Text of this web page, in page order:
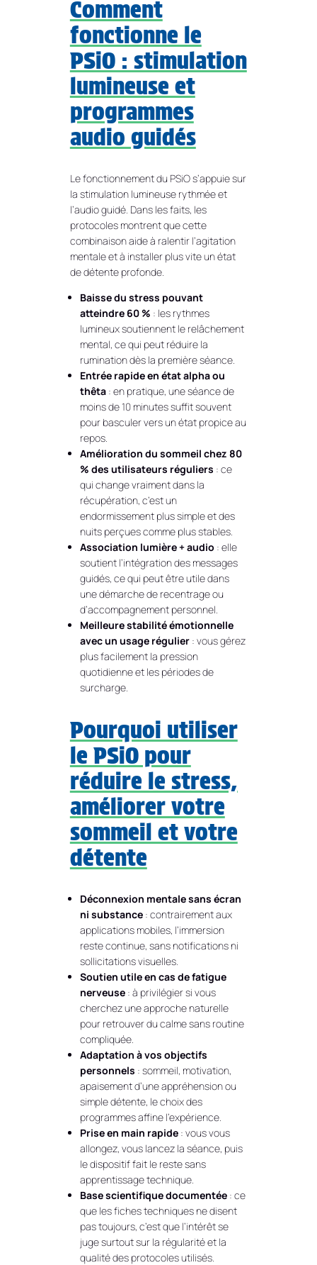
Comment
fonctionne le
PSiO : stimulation
lumineuse et
programmes
audio guidés
Le fonctionnement du PSiO s’appuie sur
la stimulation lumineuse rythmée et
l’audio guidé. Dans les faits, les
protocoles montrent que cette
combinaison aide à ralentir l’agitation
mentale et à installer plus vite un état
de détente profonde.
Baisse du stress pouvant
atteindre 60 % : les rythmes
lumineux soutiennent le relâchement
mental, ce qui peut réduire la
rumination dès la première séance.
Entrée rapide en état alpha ou
thêta: en pratique, une séance de
moins de 10 minutes suffit souvent
pour basculer vers un état propice au
repos.
Amélioration du sommeil chez 80
% des utilisateurs réguliers : ce
qui change vraiment dans la
récupération, c’est un
endormissement plus simple et des
nuits perçues comme plus stables.
Association lumière + audio: elle
soutient l’intégration des messages
guidés, ce qui peut être utile dans
une démarche de recentrage ou
d’accompagnement personnel.
Meilleure stabilité émotionnelle
avec un usage régulier: vous gérez
plus facilement la pression
quotidienne et les périodes de
surcharge.
Pourquoi utiliser
le PSiO pour
réduire le stress,
améliorer votre
sommeil et votre
détente
Déconnexion mentale sans écran
ni substance: contrairement aux
applications mobiles, l’immersion
reste continue, sans notifications ni
sollicitations visuelles.
Soutien utile en cas de fatigue
nerveuse: à privilégier si vous
cherchez une approche naturelle
pour retrouver du calme sans routine
compliquée.
Adaptation à vos objectifs
personnels : sommeil, motivation,
apaisement d’une appréhension ou
simple détente, le choix des
programmes affine l’expérience.
Prise en main rapide: vous vous
allongez, vous lancez la séance, puis
le dispositif fait le reste sans
apprentissage technique.
Base scientifique documentée: ce
que les fiches techniques ne disent
pas toujours, c’est que l’intérêt se
juge surtout sur la régularité et la
qualité des protocoles utilisés.